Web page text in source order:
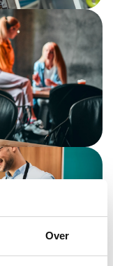
Over